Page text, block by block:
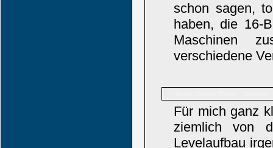
schon sagen,
haben, die 16-
Maschinen
verschiedene
Für mich ganz
ziemlich von
Levelaufbau